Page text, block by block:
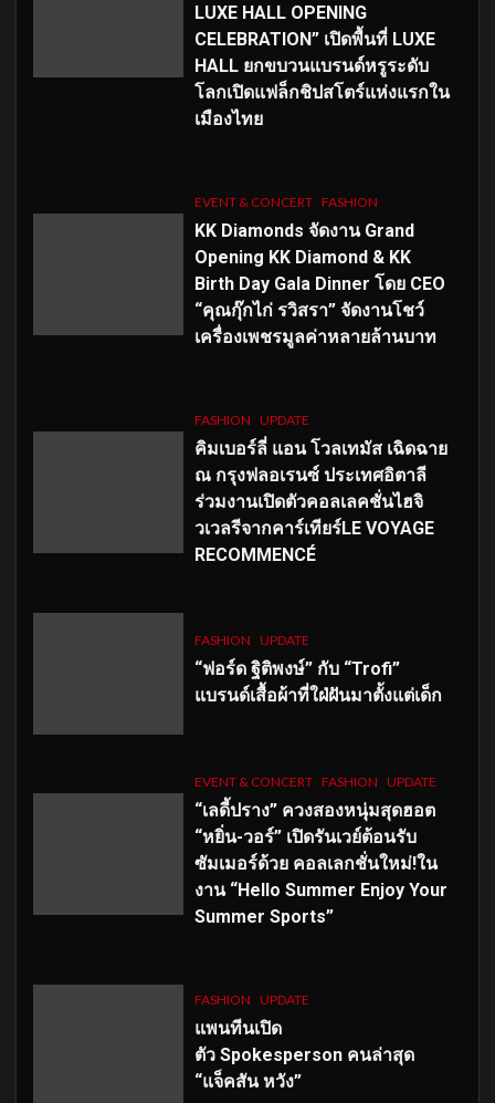
LUXE HALL OPENING
CELEBRATION” เปิดพื้นที่ LUXE
HALL ยกขบวนแบรนด์หรูระดับ
โลกเปิดแฟล็กชิปสโตร์แห่งแรกใน
เมืองไทย
EVENT & CONCERT FASHION
KK Diamonds จัดงาน Grand
Opening KK Diamond & KK
Birth Day Gala Dinner โดย CEO
“คุณกุ๊กไก่ รวิสรา” จัดงานโชว์
เครื่องเพชรมูลค่าหลายล้านบาท
FASHION UPDATE
คิมเบอร์ลี่ แอน โวลเทมัส เฉิดฉาย
ณ กรุงฟลอเรนซ์ ประเทศอิตาลี
ร่วมงานเปิดตัวคอลเลคชั่นไฮจิ
วเวลรีจากคาร์เทียร์LE VOYAGE
RECOMMENCÉ
FASHION UPDATE
“ฟอร์ด ฐิติพงษ์” กับ “Trofi”
แบรนด์เสื้อผ้าที่ใฝ่ฝันมาตั้งแต่เด็ก
EVENT & CONCERT FASHION UPDATE
“เลดี้ปราง” ควงสองหนุ่มสุดฮอต
“หยิ่น-วอร์” เปิดรันเวย์ต้อนรับ
ซัมเมอร์ด้วย คอลเลกชั่นใหม่!ใน
งาน “Hello Summer Enjoy Your
Summer Sports”
FASHION UPDATE
แพนทีนเปิด
ตัว Spokesperson คนล่าสุด
“แจ็คสัน หวัง”